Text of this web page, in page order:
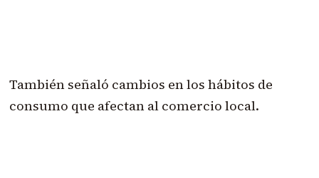
También señaló cambios en los hábitos de
consumo que afectan al comercio local.